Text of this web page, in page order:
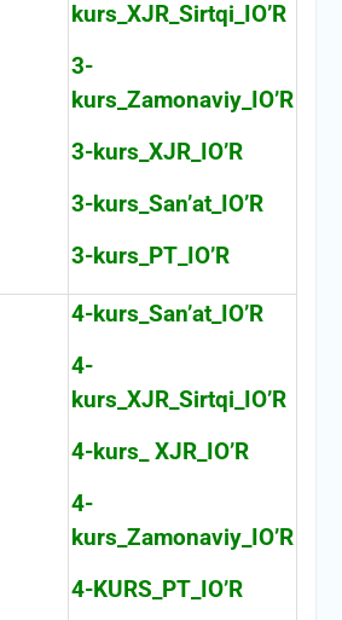
kurs_XJR_Sirtqi_IO’R
3-
kurs_Zamonaviy_IO’R
3-kurs_XJR_IO’R
3-kurs_San’at_IO’R
3-kurs_PT_IO’R
4-kurs_San’at_IO’R
4-
kurs_XJR_Sirtqi_IO’R
4-kurs_ XJR_IO’R
4-
kurs_Zamonaviy_IO’R
4-KURS_PT_IO’R